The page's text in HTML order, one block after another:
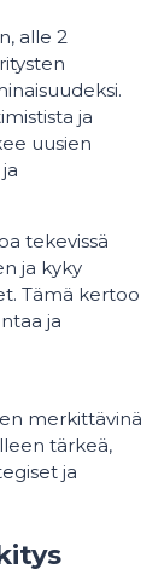
alle 2
ja
uusien
tekevissä
ja kyky
Tämä kertoo
ja
merkittävinä
tärkeä,
ja